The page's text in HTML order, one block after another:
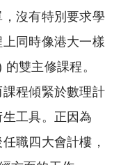
沒有特別要求學
同時像港大一樣
雙主修課程。
程傾緊於數理計
工具。正因為
職四大會計樓，